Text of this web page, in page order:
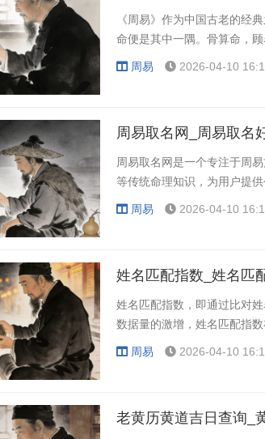
《周易》作为中国古老的经
命便是其中一隅。骨算命，
周易 2026-04-10
周易取名网_周易取名
周易取名网是一个专注于周
等传统命理知识，为用户提
周易 2026-04-10
姓名匹配指数_姓名匹
姓名匹配指数，即通过比对
数据量的激增，姓名匹配指
周易 2026-04-10
老黄历黄道吉日查询_